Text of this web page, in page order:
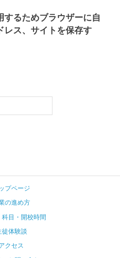
するためブラウザーに自
レス、サイトを保存す
プページ
の進め方
科目・開校時間
徒体験談
クセス